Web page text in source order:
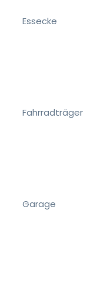
Essecke
Fahrradträger
Garage